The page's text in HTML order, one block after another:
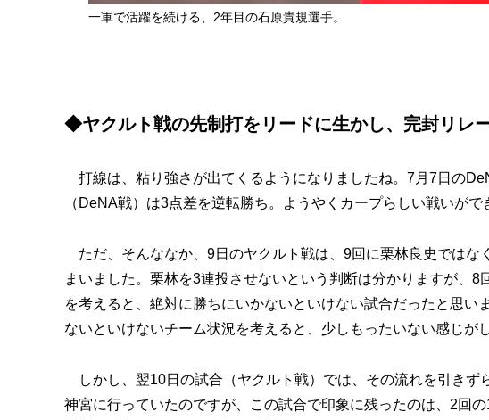
一軍で活躍を続ける、2年目の石原貴規選手。
◆ヤクルト戦の先制打をリードに生かし、完封リレ
打線は、粘り強さが出てくるようになりましたね。7月7日の
（DeNA戦）は3点差を逆転勝ち。ようやくカープらしい戦いが
ただ、そんななか、9日のヤクルト戦は、9回に栗林良史ではな
まいました。栗林を3連投させないという判断は分かりますが、
を考えると、絶対に勝ちにいかないといけない試合だったと思
ないといけないチーム状況を考えると、少しもったいない感じが
しかし、翌10日の試合（ヤクルト戦）では、その流れを引きず
神宮に行っていたのですが、この試合で印象に残ったのは、2回